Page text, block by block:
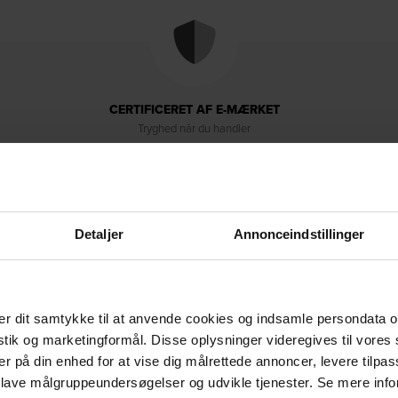
Detaljer Annonceindstillinger
dit samtykke til at anvende cookies og indsamle persondata
og marketingformål. Disse oplysninger videregives til vores
på din enhed for at vise dig målrettede annoncer, levere
målgruppeundersøgelser og udvikle tjenester. Se mere
CERTIFICERET AF E-MÆRKET
Tryghed når du handler
Levering & retur Om brandet
når terrassen eller altanen skal danne rammen om kolde